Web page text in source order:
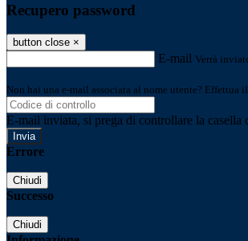
Recupero password
button close ×
E-mail Verrà
Non hai una e-mail associata al nome utente? Effettua
E-mail inviata, si prega di controllare la casella
Errore
Chiudi
Successo
Chiudi